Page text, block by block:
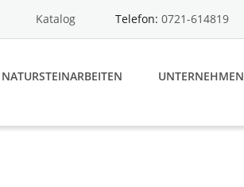
Katalog Telefon: 0721-614819
NATURSTEINARBEITEN UNTERNEHMEN